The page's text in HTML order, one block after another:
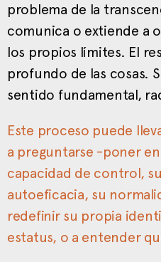
problema de la
comunica o extiende a
los propios límites. El
profundo de las cosas.
sentido fundamental,
Este proceso puede
a preguntarse -poner
capacidad de control,
autoeficacia, su
redefinir su propia
estatus, o a entender